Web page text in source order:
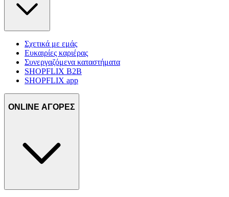
Σχετικά με εμάς
Ευκαιρίες καριέρας
Συνεργαζόμενα καταστήματα
SHOPFLIX B2B
SHOPFLIX app
ONLINE ΑΓΟΡΕΣ